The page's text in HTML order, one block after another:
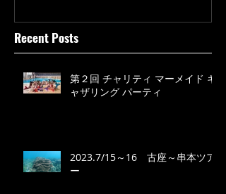
Recent Posts
第２回 チャリティ マーメイド ギ
ャザリング パーティ
2023.7/15～16 古座～串本ツア
ー